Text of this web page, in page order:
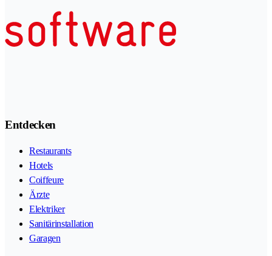
Entdecken
Restaurants
Hotels
Coiffeure
Ärzte
Elektriker
Sanitärinstallation
Garagen